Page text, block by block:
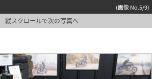
(画像 No.5/9)
縦スクロールで次の写真へ